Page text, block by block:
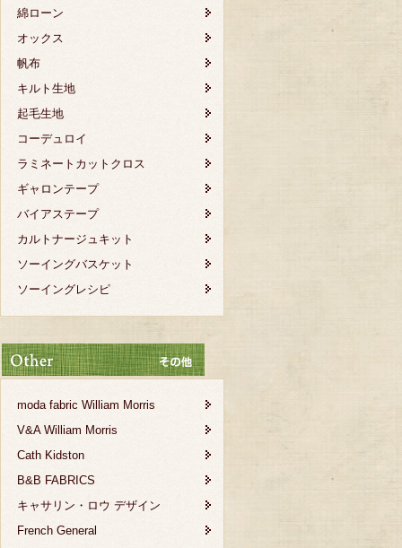
綿ローン
オックス
帆布
キルト生地
起毛生地
コーデュロイ
ラミネートカットクロス
ギャロンテープ
バイアステープ
カルトナージュキット
ソーイングバスケット
ソーイングレシピ
moda fabric William Morris
V&A William Morris
Cath Kidston
B&B FABRICS
キャサリン・ロウ デザイン
French General